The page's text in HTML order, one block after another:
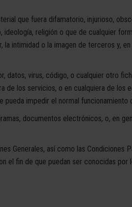
que fuera difamatorio, injurioso,
ideología, religión o que de cualquier
intimidad o la imagen de terceros y, en
datos, virus, código, o cualquier otro
de los servicios, o en cualquiera de los
pueda impedir el normal funcionamiento
documentos electrónicos, o, en
Generales, así como las Condiciones
el fin de que puedan ser conocidas por